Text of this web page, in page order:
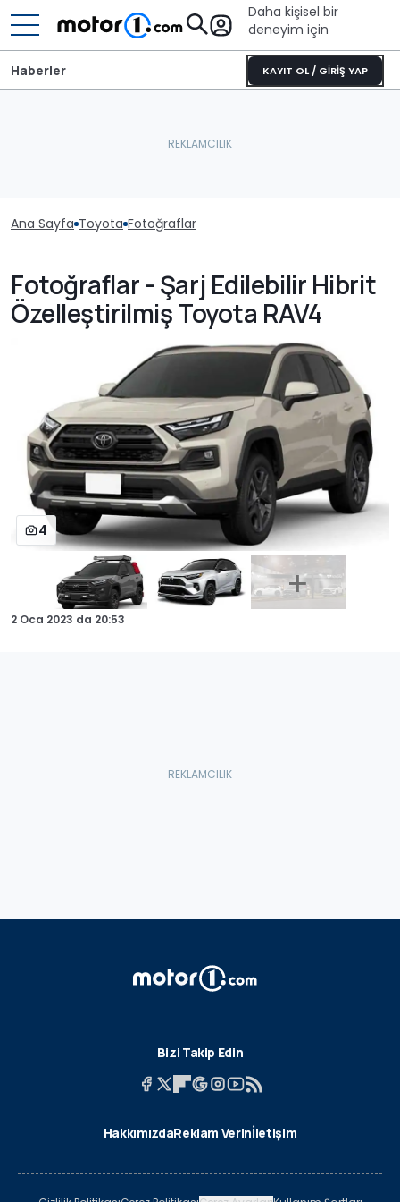
Daha kişisel bir
deneyim için
KAYIT OL / GİRİŞ YAP
Haberler
Ana Sayfa Toyota Fotoğraflar
Fotoğraflar - Şarj Edilebilir Hibrit
Özelleştirilmiş Toyota RAV4
4
2 Oca 2023 da 20:53
Bizi Takip Edin
HakkımızdaReklam Verinİletişim